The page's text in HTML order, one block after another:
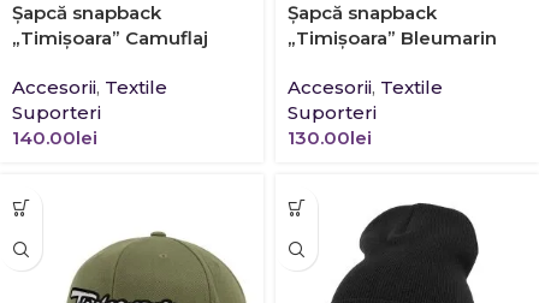
Şapcă snapback
„Timișoara” Camuflaj
Accesorii, Textile
Suporteri
140.00lei
Şapcă snapback
„Timișoara” Bleumarin
Accesorii, Textile
Suporteri
130.00lei